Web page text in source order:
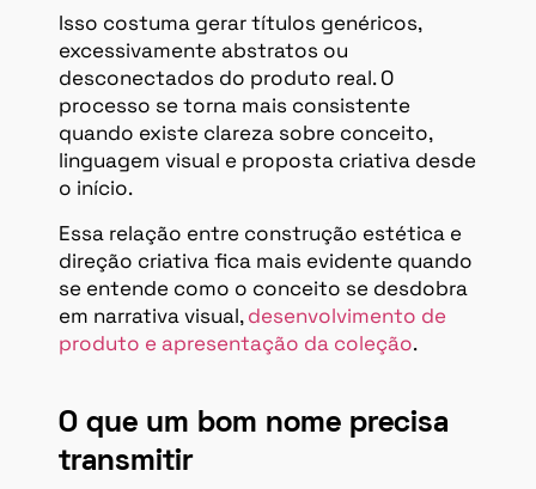
Isso costuma gerar títulos genéricos,
excessivamente abstratos ou
desconectados do produto real. O
processo se torna mais consistente
quando existe clareza sobre conceito,
linguagem visual e proposta criativa desde
o início.
Essa relação entre construção estética e
direção criativa fica mais evidente quando
se entende como o conceito se desdobra
em narrativa visual,desenvolvimento de
produto e apresentação da coleção.
O que um bom nome precisa
transmitir